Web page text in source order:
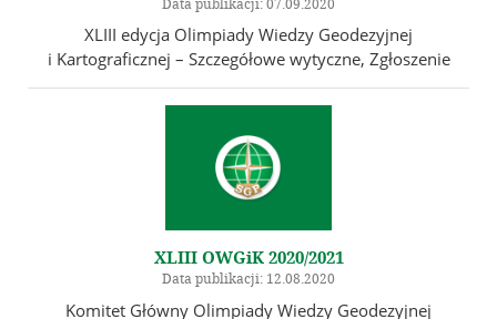
Data publikacji: 07.09.2020
XLIII edycja Olimpiady Wiedzy Geodezyjnej
i Kartograficznej – Szczegółowe wytyczne, Zgłoszenie
XLIII OWGiK 2020/2021
Data publikacji: 12.08.2020
Komitet Główny Olimpiady Wiedzy Geodezyjnej